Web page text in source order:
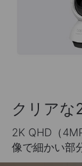
クリアな
2K QHD（
像で細かい部